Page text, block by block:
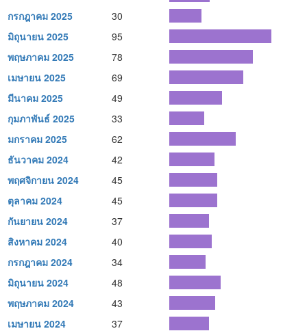
กรกฎาคม 2025
30
มิถุนายน 2025
95
พฤษภาคม 2025
78
เมษายน 2025
69
มีนาคม 2025
49
กุมภาพันธ์ 2025
33
มกราคม 2025
62
ธันวาคม 2024
42
พฤศจิกายน 2024
45
ตุลาคม 2024
45
กันยายน 2024
37
สิงหาคม 2024
40
กรกฎาคม 2024
34
มิถุนายน 2024
48
พฤษภาคม 2024
43
เมษายน 2024
37